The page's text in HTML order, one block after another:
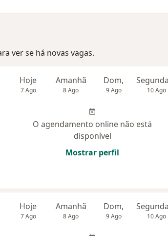
ver se há novas vagas.
Hoje
7 Ago
Amanhã
8 Ago
Dom,
9 Ago 10 Ago
O agendamento online não está
disponível
Mostrar perfil
Hoje
7 Ago
Amanhã
8 Ago
Dom,
9 Ago 10 Ago